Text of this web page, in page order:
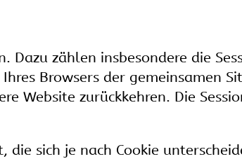
Dazu zählen insbesondere die
Browsers der gemeinsamen
Website zurückkehren. Die
sich je nach Cookie